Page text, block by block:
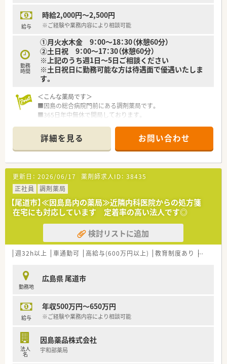
■残業はほとんど発生することがなく、終業後の予定も立てやす
く、プライベートを大切にできます。
日以上と大変充実しています。
■万が一残業が発生した場合でも、翌日に早く退勤するなどの柔
軟な勤務時間調整が可能です。
給与
時給2,000円～2,500円
※ご経験や業務内容により相談可能
勤務
時間
➀月火水木金 9：00～18：30（休憩60分）
②土日祝 9：00～17：30（休憩60分）
※上記のうち週1日～5日ご相談ください
※土日祝日に勤務可能な方は待遇面で優遇いたしま
す。
＜こんな薬局です＞
■因島の総合病院門前にある調剤薬局です。
■365日年中無休で開局しております。
献されています。
■麻薬調剤にも対応されとり、専門知識を磨くことも可能な環境
です。
■オンライン服薬指導も300件以上対応されています。
■地域支援体制加算2取得店舗です。
＜業務内容＞
■総合門前の外来対応がメインです。
■在宅対応も行っています。
＜法人特徴＞
■広島県を中心に20店舗の調剤薬局を運営しています。
広島・岡山・東京・千葉にて店舗を展開しております。
■幅広いエリアで展開し、新店立ち上げや他エリアの店舗での
い。
社長と従業員の距離も近い為、自由な風土が特徴です。
そのため、かかりつけや在宅件数のノルマはなく、
■特別スキルが高い人材を求めている訳ではなく、
人間関係の調和を保ちながら患者様や門前ドクターと
連携が取れる薬剤師を求めているのでキャリア重視の会社で
詳細を見る お問い合わせ
更新日： 2026/06/17 薬剤師求人ID： 38435
正社員
調剤薬局
【尾道市】≪因島島内の薬局≫近隣内科医院からの処方箋
在宅にも対応しています 定着率の高い法人です◎
検討リストに追加
週32h以上 車通勤可 高給与(600万円以上) 教育制度あり シフト制
勤務地
広島県 尾道市
給与
年収500万円～650万円
※ご経験や業務内容により相談可能
法人
名
因島薬品株式会社
宇和部薬局